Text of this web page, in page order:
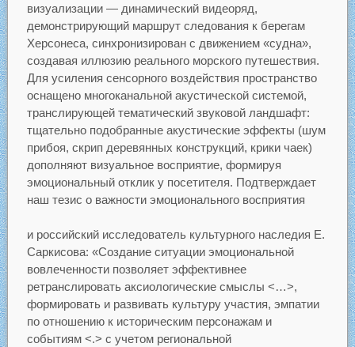
визуализации — динамический видеоряд,
демонстрирующий маршрут следования к берегам
Херсонеса, синхронизирован с движением «судна»,
создавая иллюзию реального морского путешествия.
Для усиления сенсорного воздействия пространство
оснащено многоканальной акустической системой,
транслирующей тематический звуковой ландшафт:
тщательно подобранные акустические эффекты (шум
прибоя, скрип деревянных конструкций, крики чаек)
дополняют визуальное восприятие, формируя
эмоциональный отклик у посетителя. Подтверждает
наш тезис о важности эмоционального восприятия
и российский исследователь культурного наследия Е.
Саркисова: «Создание ситуации эмоциональной
вовлеченности позволяет эффективнее
ретранслировать аксиологические смыслы <…>,
формировать и развивать культуру участия, эмпатии
по отношению к историческим персонажам и
событиям <.> с учетом региональной